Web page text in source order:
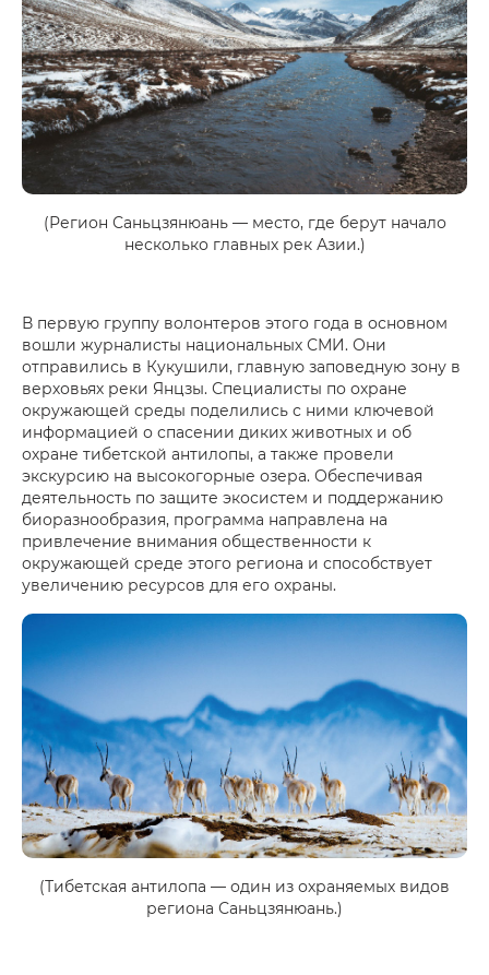
(Регион Саньцзянюань — место, где берут начало
несколько главных рек Азии.)
В первую группу волонтеров этого года в основном
вошли журналисты национальных СМИ. Они
отправились в Кукушили, главную заповедную зону в
верховьях реки Янцзы. Специалисты по охране
окружающей среды поделились с ними ключевой
информацией о спасении диких животных и об
охране тибетской антилопы, а также провели
экскурсию на высокогорные озера. Обеспечивая
деятельность по защите экосистем и поддержанию
биоразнообразия, программа направлена на
привлечение внимания общественности к
окружающей среде этого региона и способствует
увеличению ресурсов для его охраны.
(Тибетская антилопа — один из охраняемых видов
региона Саньцзянюань.)